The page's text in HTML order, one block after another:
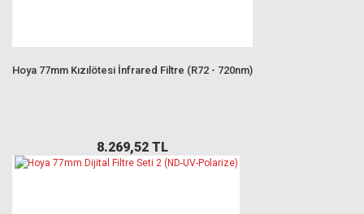
Hoya 77mm Kızılötesi İnfrared Filtre (R72 - 720nm)
8.269,52 TL